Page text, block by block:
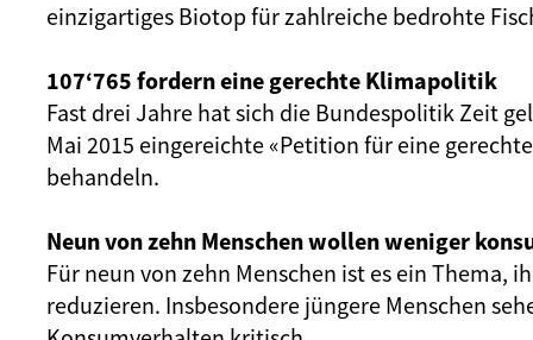
einzigartiges Biotop für zahlreiche bedrohte
107‘765 fordern eine gerechte Klimapolitik
Fast drei Jahre hat sich die Bundespolitik Zeit
Mai 2015 eingereichte «Petition für eine
behandeln.
Neun von zehn Menschen wollen weniger
Für neun von zehn Menschen ist es ein Thema,
reduzieren. Insbesondere jüngere Menschen